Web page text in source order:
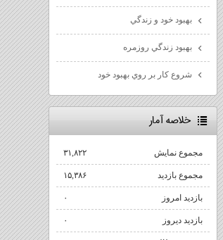
بهبود خود و زندگي
بهبود زندگي روزمره
شروع كار بر روي بهبود خود
خلاصه آمار
مجموع نمایش‌ ۳۱,۸۲۲
مجموع بازدید ۱۵,۳۸۶
بازدید امروز ۰
بازدید دیروز ۰